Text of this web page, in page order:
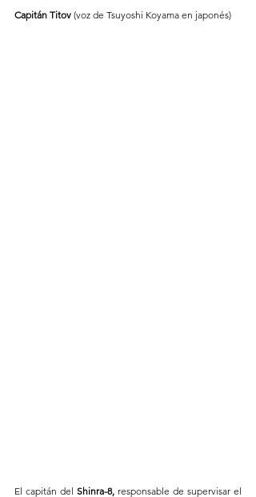
Capitán Titov (voz de Tsuyoshi Koyama en japonés)
El capitán del Shinra-8, responsable de supervisar el